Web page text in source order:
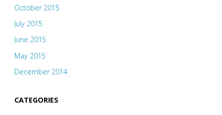
October 2015
July 2015
June 2015
May 2015
December 2014
CATEGORIES